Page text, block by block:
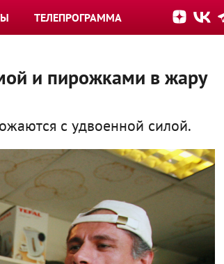
ТЕЛЕПРОГРАММА
и пирожками в жару
с удвоенной силой.